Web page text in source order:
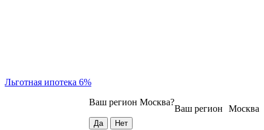
Льготная ипотека 6%
Москва
Ваш регион
Ваш регион Москва?